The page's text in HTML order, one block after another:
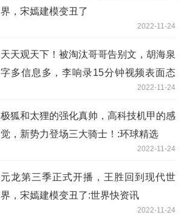
界，宋嫣建模变丑了
2022-11-24
天天观天下！被淘汰哥哥告别文，胡海泉
字多信息多，李响录15分钟视频表面态
2022-11-24
极狐和太狸的强化真帅，高科技机甲的感
觉，新势力登场三大骑士！:环球精选
2022-11-24
元龙第三季正式开播，王胜回到现代世
界，宋嫣建模变丑了:世界快资讯
2022-11-24